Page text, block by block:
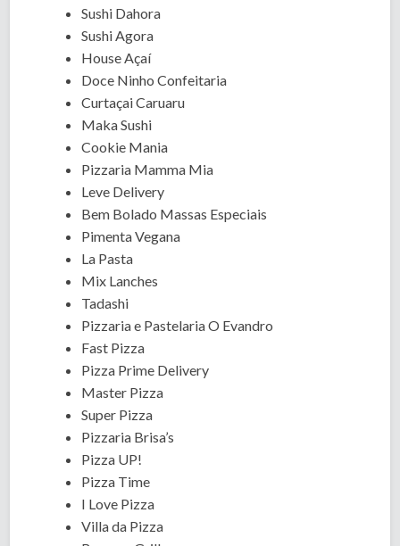
Sushi Dahora
Sushi Agora
House Açaí
Doce Ninho Confeitaria
Curtaçai Caruaru
Maka Sushi
Cookie Mania
Pizzaria Mamma Mia
Leve Delivery
Bem Bolado Massas Especiais
Pimenta Vegana
La Pasta
Mix Lanches
Tadashi
Pizzaria e Pastelaria O Evandro
Fast Pizza
Pizza Prime Delivery
Master Pizza
Super Pizza
Pizzaria Brisa’s
Pizza UP!
Pizza Time
I Love Pizza
Villa da Pizza